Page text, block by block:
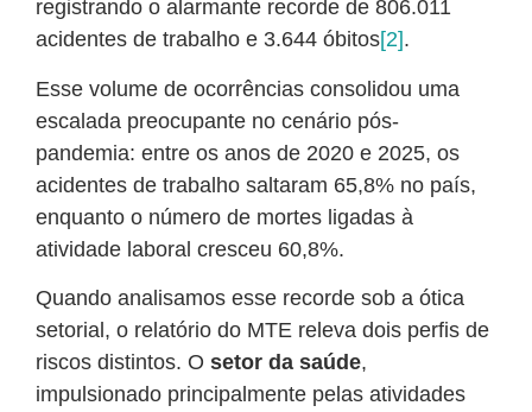
registrando o alarmante recorde de 806.011
acidentes de trabalho e 3.644 óbitos[2].
Esse volume de ocorrências consolidou uma
escalada preocupante no cenário pós-
pandemia: entre os anos de 2020 e 2025, os
acidentes de trabalho saltaram 65,8% no país,
enquanto o número de mortes ligadas à
atividade laboral cresceu 60,8%.
Quando analisamos esse recorde sob a ótica
setorial, o relatório do MTE releva dois perfis de
riscos distintos. O setor da saúde,
impulsionado principalmente pelas atividades